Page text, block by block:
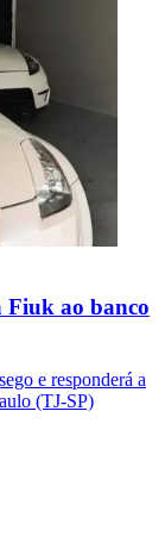
Fiuk ao banco
e responderá a
(TJ-SP)